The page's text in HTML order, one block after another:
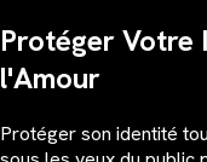
Protéger Votre
l'Amour
Protéger son identité